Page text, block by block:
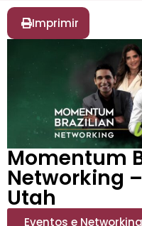
Imprimir
Momentum
Networking
Utah
Eventos e Networking